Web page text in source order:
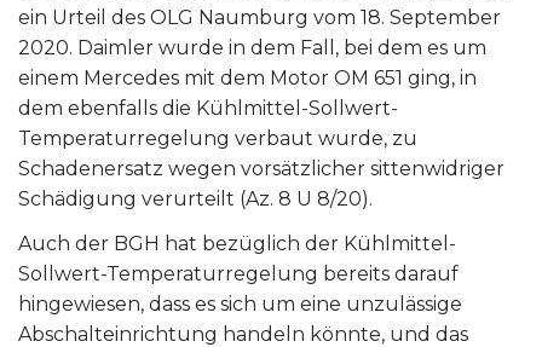
ein Urteil des OLG Naumburg vom 18. September
2020. Daimler wurde in dem Fall, bei dem es um
einem Mercedes mit dem Motor OM 651 ging, in
dem ebenfalls die Kühlmittel-Sollwert-
Temperaturregelung verbaut wurde, zu
Schadenersatz wegen vorsätzlicher sittenwidriger
Schädigung verurteilt (Az. 8 U 8/20).
Auch der BGH hat bezüglich der Kühlmittel-
Sollwert-Temperaturregelung bereits darauf
hingewiesen, dass es sich um eine unzulässige
Abschalteinrichtung handeln könnte, und das